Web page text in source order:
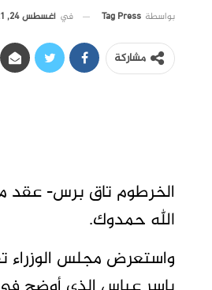
بواسطة Tag Press في أغسطس 24, 2021
مشاركة
الخرطوم تاق برس- عقد
الله حمدوك.
واستعرض مجلس الوزراء